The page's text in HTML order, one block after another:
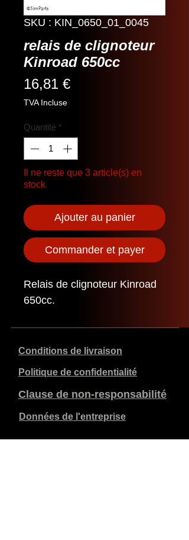
SKU : KIN_0650_01_0045
relais de clignoteur
Kinroad 650cc
16,81 €Prix
TVA Incluse
Quantité *
Il ne reste que 3 article(s) en
stock
Ajouter au panier
Commander et payer
Relais de clignoteur Kinroad
650cc.
Conditions de livraison
Politique de confidentialité
Clause de non-responsabilité
Données de l'entreprise